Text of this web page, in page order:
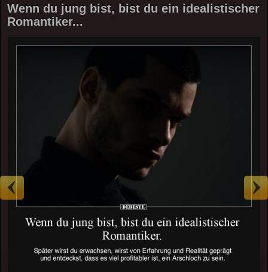
Wenn du jung bist, bist du ein idealistischer
Romantiker...